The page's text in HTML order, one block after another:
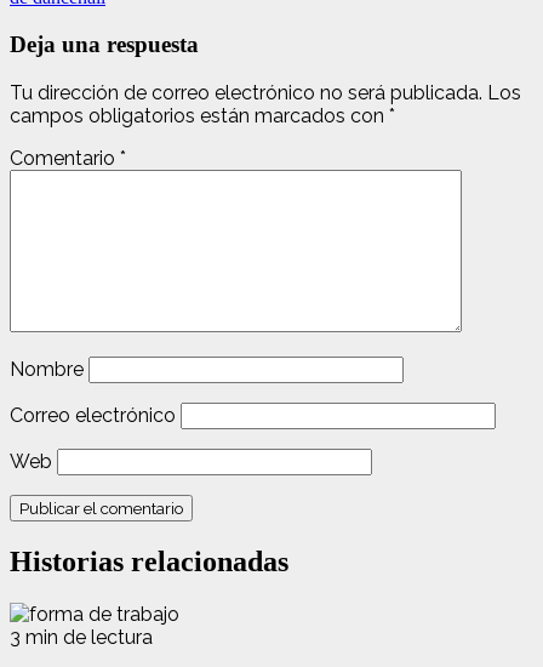
Deja una respuesta
Tu dirección de correo electrónico no será publicada. Los
campos obligatorios están marcados con *
Comentario *
Nombre
Correo electrónico
Web
Historias relacionadas
3 min de lectura